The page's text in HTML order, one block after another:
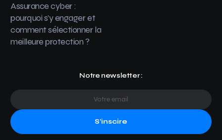
Assurance cyber :
pourquoi s’y engager et
comment sélectionner la
meilleure protection ?
Notre newsletter :
S'inscire